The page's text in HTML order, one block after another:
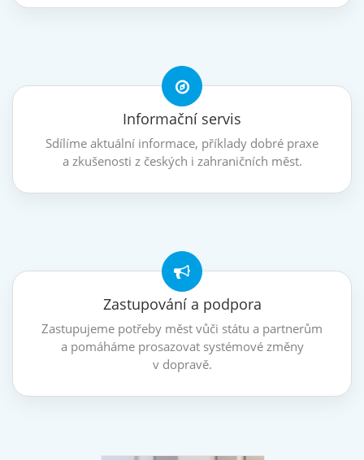
Informační servis
Sdílíme aktuální informace, příklady dobré praxe
a zkušenosti z českých i zahraničních měst.
Zastupování a podpora
Zastupujeme potřeby měst vůči státu a partnerům
a pomáháme prosazovat systémové změny
v dopravě.